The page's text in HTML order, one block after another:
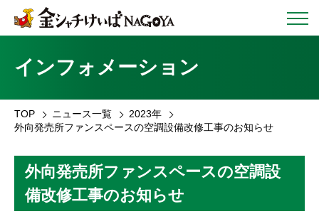
インフォメーション
TOP ニュース一覧
2023年
外向発売所ファンスペースの空調設備改修工事のお知らせ
外向発売所ファンスペースの空調設
備改修工事のお知らせ